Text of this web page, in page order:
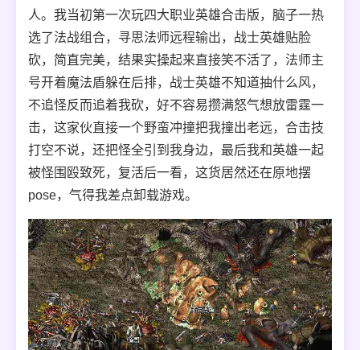
人。我当初第一次玩四大职业英雄合击版，脑子一热
选了法战组合，寻思法师远程输出，战士英雄贴脸
砍，简直完美，结果实操起来直接笑不活了，法师主
号开着魔法盾躲在后排，战士英雄不知道抽什么风，
不追怪反而追着我砍，好不容易攒满怒气想放雷霆一
击，这家伙直接一个野蛮冲撞把我撞出老远，合击技
打空不说，还把怪全引到我身边，最后我和英雄一起
被怪围殴致死，复活后一看，这货居然还在原地摆
pose，气得我差点卸载游戏。